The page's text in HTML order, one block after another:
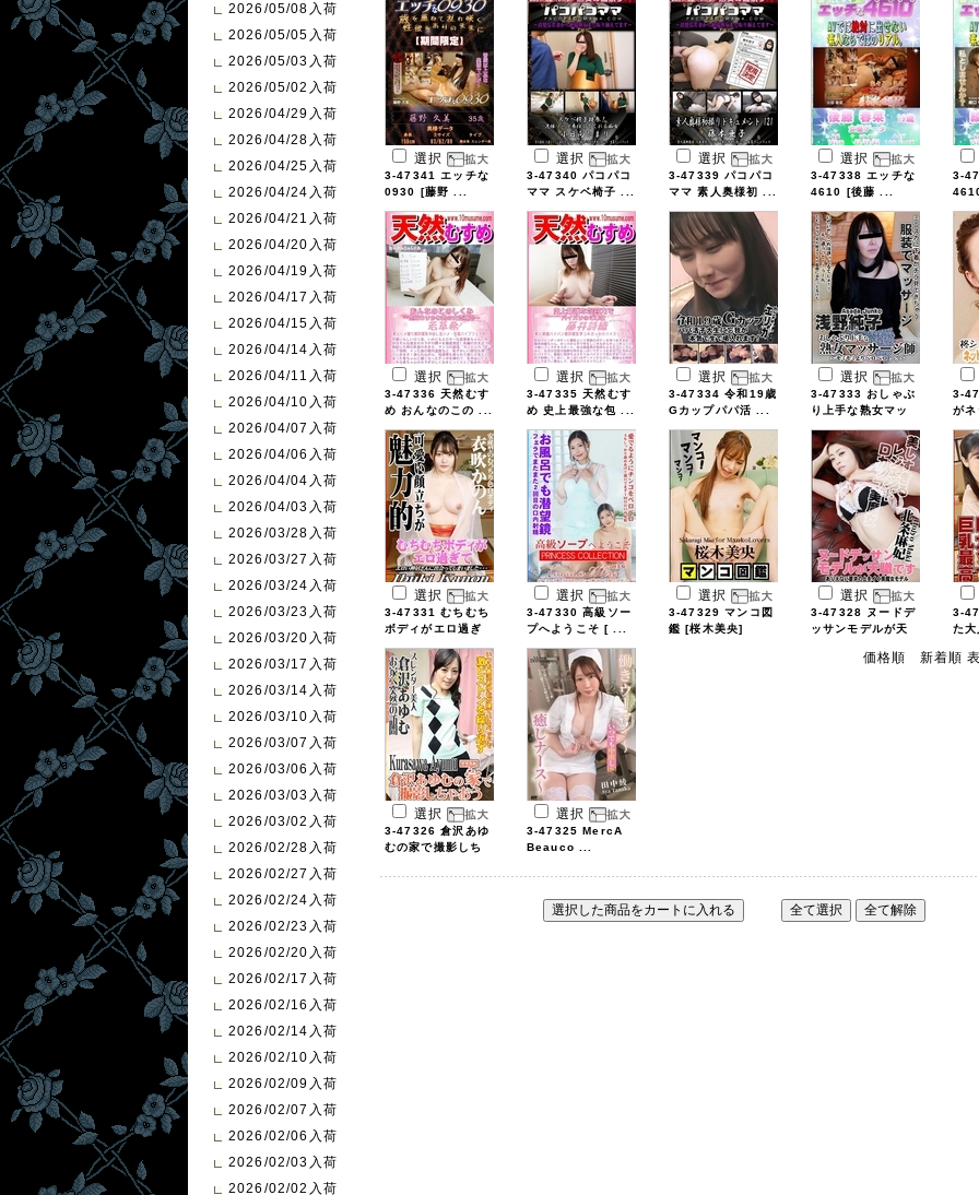
2026/05/08入荷
2026/05/05入荷
2026/05/03入荷
2026/05/02入荷
2026/04/29入荷
2026/04/28入荷
2026/04/25入荷
2026/04/24入荷
2026/04/21入荷
2026/04/20入荷
2026/04/19入荷
2026/04/17入荷
2026/04/15入荷
2026/04/14入荷
2026/04/11入荷
2026/04/10入荷
2026/04/07入荷
2026/04/06入荷
2026/04/04入荷
2026/04/03入荷
2026/03/28入荷
2026/03/27入荷
2026/03/24入荷
2026/03/23入荷
2026/03/20入荷
2026/03/17入荷
2026/03/14入荷
2026/03/10入荷
2026/03/07入荷
2026/03/06入荷
2026/03/03入荷
2026/03/02入荷
2026/02/28入荷
2026/02/27入荷
2026/02/24入荷
2026/02/23入荷
2026/02/20入荷
2026/02/17入荷
2026/02/16入荷
2026/02/14入荷
2026/02/10入荷
2026/02/09入荷
2026/02/07入荷
2026/02/06入荷
2026/02/03入荷
2026/02/02入荷
選択
3-47341 エッチな
0930 [藤野 ...
選択
3-47340 パコパコ
ママ スケベ椅子 ...
選択
3-47339 パコパコ
ママ 素人奥様初 ...
選択
3-47338 エッチな
4610 [後藤 ...
3-
選択
3-47336 天然むす
め おんなのこの ...
選択
3-47335 天然むす
め 史上最強な包 ...
選択
3-47334 令和19歳
Gカップパパ活 ...
選択
3-47333 おしゃぶ
り上手な熟女マッ
3-
が
選択
3-47331 むちむち
ボディがエロ過ぎ
選択
3-47330 高級ソー
プへようこそ [ ...
選択
3-47329 マンコ図
鑑 [桜木美央]
選択
3-47328 ヌードデ
ッサンモデルが天
3-
た
選択
3-47326 倉沢あゆ
むの家で撮影しち
選択
3-47325 MercA
Beauco ...
価格順 新着順